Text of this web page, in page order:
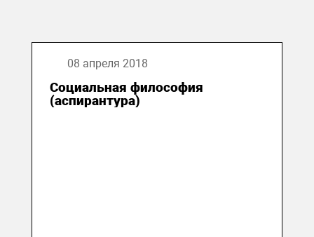
08 апреля 2018
Социальная философия
(аспирантура)